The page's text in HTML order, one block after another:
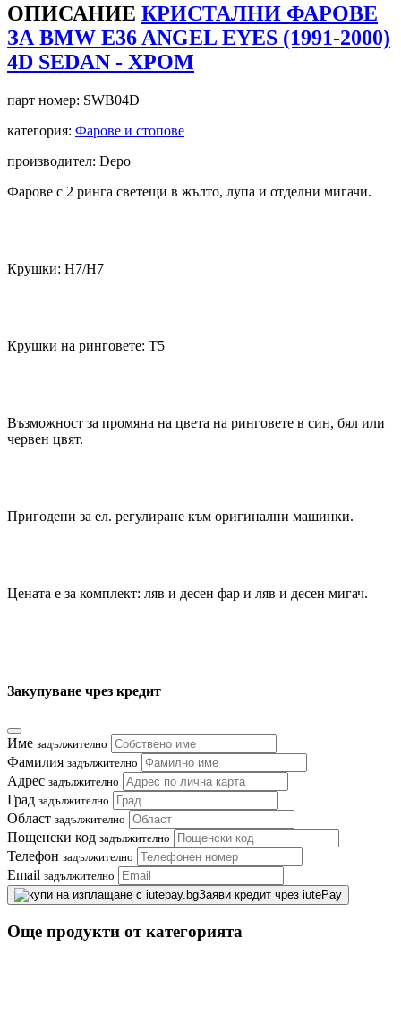
ОПИСАНИЕ КРИСТАЛНИ ФАРОВЕ
ЗА BMW E36 ANGEL EYES (1991-2000)
4D SEDAN - ХРОМ
парт номер: SWB04D
категория: Фарове и стопове
производител: Depo
Фарове с 2 ринга светещи в жълто, лупа и отделни мигачи.
Крушки: Н7/Н7
Крушки на ринговете: Т5
Възможност за промяна на цвета на ринговете в син, бял или
червен цвят.
Пригодени за ел. регулиране към оригинални машинки.
Цената е за комплект: ляв и десен фар и ляв и десен мигач.
Закупуване чрез кредит
Име задължително
Фамилия задължително
Адрес задължително
Град задължително
Област задължително
Пощенски код задължително
Телефон задължително
Email задължително
Заяви кредит чрез iutePay
Още продукти от категорията